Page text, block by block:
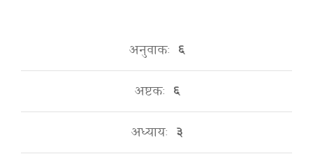
अनुवाकः ६
अष्टकः ६
अध्यायः ३